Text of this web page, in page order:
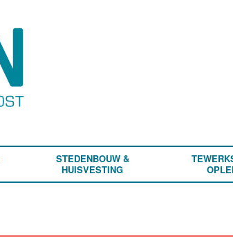
STEDENBOUW &
HUISVESTING